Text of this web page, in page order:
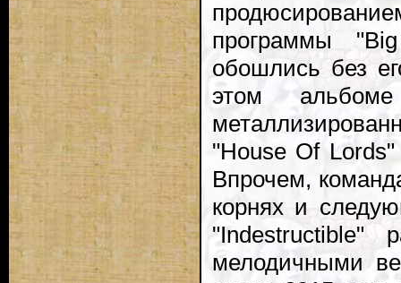
программы
обошлись без
этом
"House Of
Впрочем,
корнях и
"Indestructible"
мелодичными